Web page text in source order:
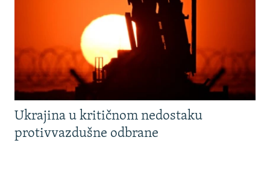
Ukrajina u kritičnom nedostaku
protivvazdušne odbrane